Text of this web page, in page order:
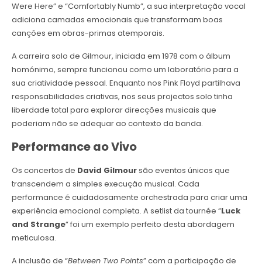
Were Here” e “Comfortably Numb”, a sua interpretação vocal
adiciona camadas emocionais que transformam boas
canções em obras-primas atemporais.
A carreira solo de Gilmour, iniciada em 1978 com o álbum
homónimo, sempre funcionou como um laboratório para a
sua criatividade pessoal. Enquanto nos Pink Floyd partilhava
responsabilidades criativas, nos seus projectos solo tinha
liberdade total para explorar direcções musicais que
poderiam não se adequar ao contexto da banda.
Performance ao Vivo
Os concertos de David Gilmoursão eventos únicos que
transcendem a simples execução musical. Cada
performance é cuidadosamente orchestrada para criar uma
experiência emocional completa. A setlist da tournée “Luck
and Strange” foi um exemplo perfeito desta abordagem
meticulosa.
A inclusão de “Between Two Points” com a participação de